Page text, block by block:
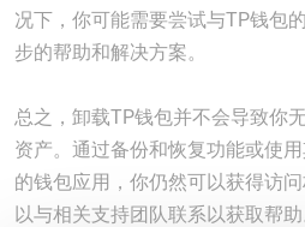
况下，你可能需要尝试与TP钱包
步的帮助和解决方案。
总之，卸载TP钱包并不会导致你
资产。通过备份和恢复功能或使
的钱包应用，你仍然可以获得访
以与相关支持团队联系以获取帮助